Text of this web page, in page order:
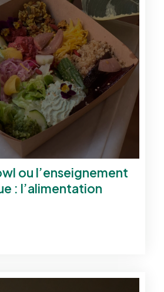
ou l’enseignement
: l’alimentation